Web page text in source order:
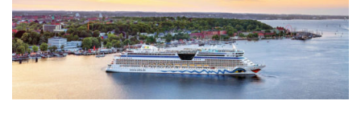
AIDA Adria
AIDA Nordamerika
AIDA Südostasien